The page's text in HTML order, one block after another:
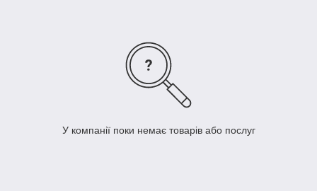
У компанії поки немає товарів або послуг